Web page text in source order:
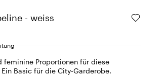
- weiss
feminine Proportionen für diese
Basic für die City-Garderobe.